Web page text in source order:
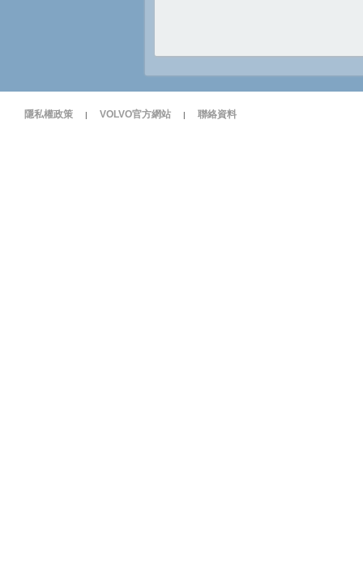
隱私權政策 | VOLVO官方網站 | 聯絡資料